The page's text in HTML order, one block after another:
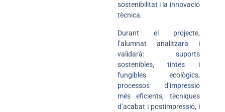
sostenibilitat i la innovació
tècnica.
Durant el projecte,
l’alumnat analitzarà i
validarà: suports
sostenibles, tintes i
fungibles ecològics,
processos d’impressió
més eficients, tècniques
d’acabat i postimpressió, i